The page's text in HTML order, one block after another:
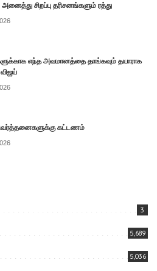
அனைத்து சிறப்பு தரிசனங்களும் ரத்து
எந்த அவமானத்தை தாங்கவும் தயாராக
கட்டணம்
3
5,689
5,036